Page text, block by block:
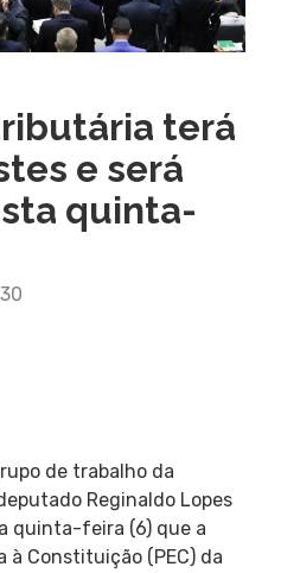
terá
e será
quinta-
de trabalho da
Reginaldo Lopes
quinta-feira (6) que a
à Constituição (PEC) da